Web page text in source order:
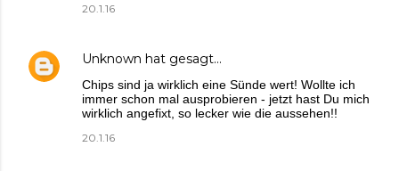
20.1.16
Unknown hat gesagt…
Chips sind ja wirklich eine Sünde wert! Wollte ich
immer schon mal ausprobieren - jetzt hast Du mich
wirklich angefixt, so lecker wie die aussehen!!
20.1.16